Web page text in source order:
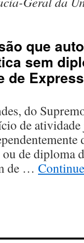
que
sem
de
do
de
de diploma
de …